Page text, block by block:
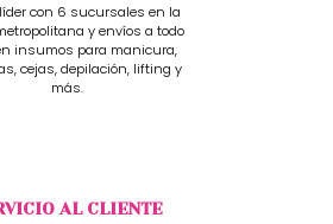
con 6 sucursales en la
y envíos a todo
insumos para manicura,
cejas, depilación, lifting y
más.
AL CLIENTE